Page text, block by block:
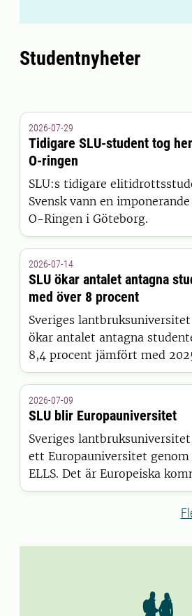
Studentnyheter
2026-07-29
Tidigare SLU-student tog
O-ringen
SLU:s tidigare
Svensk vann en
O-Ringen i Göteborg.
2026-07-14
SLU ökar antalet antagna
med över 8 procent
Sveriges lantbruksuniversitet
ökar antalet antagna
8,4 procent jämfört med
visar siffror från
högskolerådets (UHR)
pressmeddelande, där SLU
positivt tillsammans med 15
universitet och högskolor.
2026-07-09
SLU blir Europauniversitet
Sveriges
ett Europauniversitet genom
ELLS. Det är Europeiska
som har beslutat att bevilja
finansiering inom